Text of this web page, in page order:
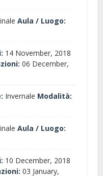
Aula / Luogo:
14 November, 2018
06 December,
Invernale Modalità:
Aula / Luogo:
10 December, 2018
03 January,